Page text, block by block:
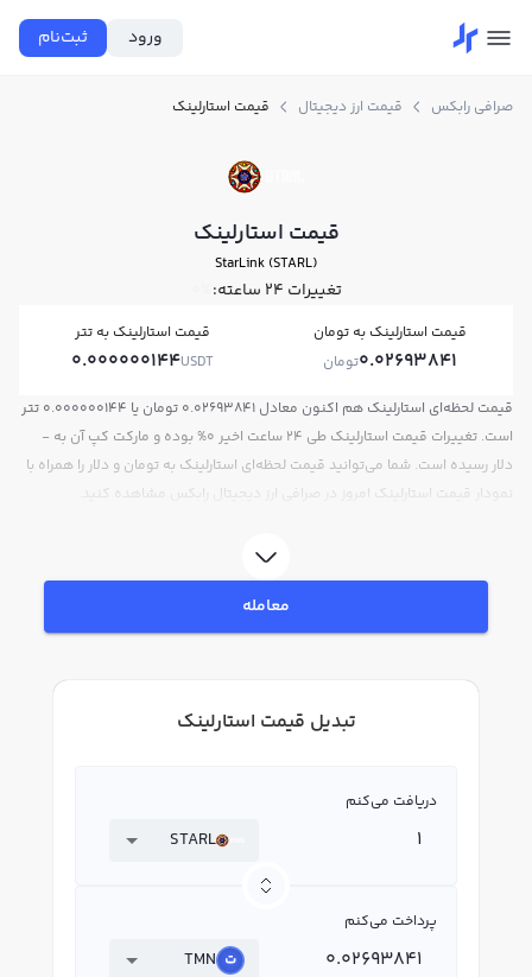
ورود ثبت‌نام
صرافی رابکس قیمت ارز دیجیتال قیمت استارلینک
قیمت استارلینک
StarLink (STARL)
تغییرات ۲۴ ساعته: 0%
قیمت استارلینک به تومان
0.02693841تومان
قیمت استارلینک به تتر
0.000000144USDT
قیمت لحظه‌ای استارلینک هم اکنون معادل 0.02693841 تومان یا 0.000000144 تتر
است. تغییرات قیمت استارلینک طی 24 ساعت اخیر 0% بوده و مارکت کپ آن به -
دلار رسیده است. شما می‌توانید قیمت لحظه‌ای استارلینک به تومان و دلار را همراه با
نمودار قیمت استارلینک امروز در صرافی ارز دیجیتال رابکس مشاهده کنید.
معامله
تبدیل قیمت استارلینک
دریافت می‌کنم
STARL
پرداخت می‌کنم
TMN